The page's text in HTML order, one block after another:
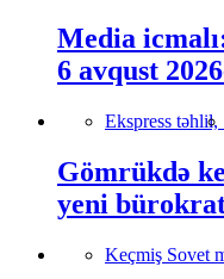
Media
6 avqust
Ekspress təhlil,
Gömrükdə
yeni
Keçmiş Sovet